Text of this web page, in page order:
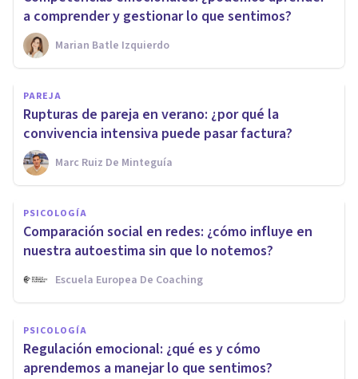
a comprender y gestionar lo que sentimos?
Marian Batle Izquierdo
PAREJA
Rupturas de pareja en verano: ¿por qué la
convivencia intensiva puede pasar factura?
Marc Ruiz De Minteguía
PSICOLOGÍA
Comparación social en redes: ¿cómo influye en
nuestra autoestima sin que lo notemos?
Escuela Europea De Coaching
PSICOLOGÍA
Regulación emocional: ¿qué es y cómo
aprendemos a manejar lo que sentimos?